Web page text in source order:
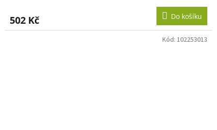
502 Kč Do košíku
Kód: 102253013